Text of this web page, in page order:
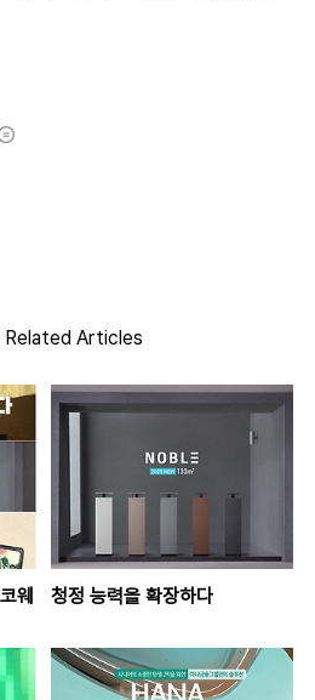
Related Articles
웨
청정 능력을 확장하다